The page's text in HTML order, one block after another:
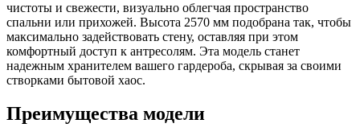
чистоты и свежести, визуально облегчая пространство
спальни или прихожей. Высота 2570 мм подобрана так, чтобы
максимально задействовать стену, оставляя при этом
комфортный доступ к антресолям. Эта модель станет
надежным хранителем вашего гардероба, скрывая за своими
створками бытовой хаос.
Преимущества модели